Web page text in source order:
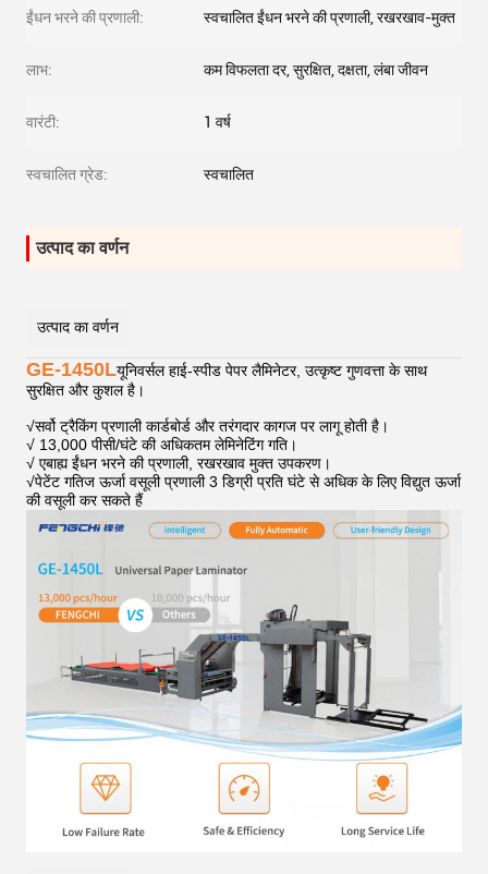
ईंधन भरने की प्रणाली: स्वचालित ईंधन भरने की प्रणाली, रखरखाव-मुक्त
लाभ: कम विफलता दर, सुरक्षित, दक्षता, लंबा जीवन
वारंटी: 1 वर्ष
स्वचालित ग्रेड: स्वचालित
उत्पाद का वर्णन
उत्पाद का वर्णन
GE-1450Lयूनिवर्सल हाई-स्पीड पेपर लैमिनेटर, उत्कृष्ट गुणवत्ता के साथ
सुरक्षित और कुशल है।
√सर्वो ट्रैकिंग प्रणाली कार्डबोर्ड और तरंगदार कागज पर लागू होती है।
√ 13,000 पीसी/घंटे की अधिकतम लेमिनेटिंग गति।
√ एबाह्य ईंधन भरने की प्रणाली, रखरखाव मुक्त उपकरण।
√पेटेंट गतिज ऊर्जा वसूली प्रणाली 3 डिग्री प्रति घंटे से अधिक के लिए विद्युत ऊर्जा
की वसूली कर सकते हैं